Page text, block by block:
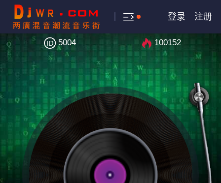
登录 注册
5004 100152